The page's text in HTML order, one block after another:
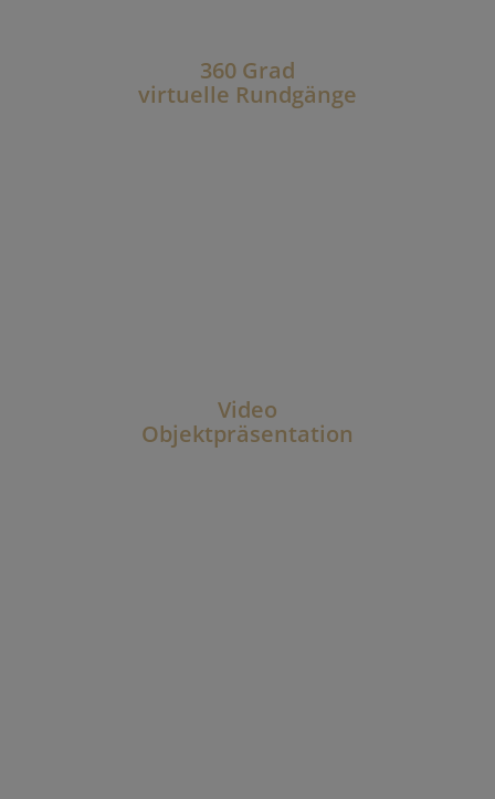
360 Grad
virtuelle Rundgänge
Video
Objektpräsentation